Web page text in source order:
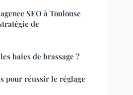
SEO à Toulouse
de
baies de brassage ?
pour réussir le réglage